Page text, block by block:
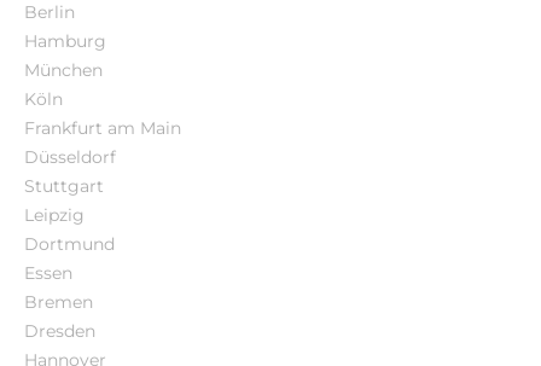
Berlin
Hamburg
München
Köln
Frankfurt am Main
Düsseldorf
Stuttgart
Leipzig
Dortmund
Essen
Bremen
Dresden
Hannover